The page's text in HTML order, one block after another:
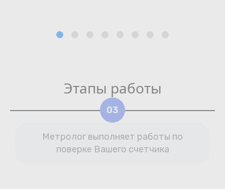
Этапы работы
03
Метролог выполняет работы по
поверке Вашего счетчика